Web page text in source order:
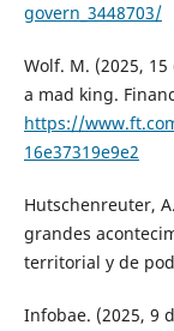
govern_3448703/
Wolf. M. (2025,
a mad king.
https://
16e37319e9e2
Hutschenreuter,
grandes
territorial y de
Infobae. (2025, 9